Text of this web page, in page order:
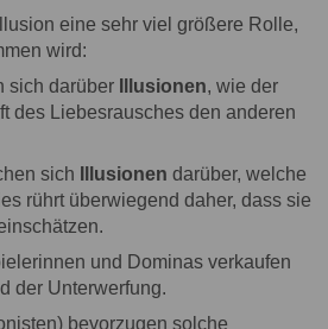
eine sehr viel größere Rolle,
wird:
sich darüber
Illusionen, wie der
des Liebesrausches den anderen
sich
Illusionen darüber, welche
rührt überwiegend daher, dass sie
und Dominas verkaufen
der Unterwerfung.
bevorzugen solche